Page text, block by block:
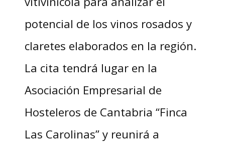
potencial de los vinos rosados y
claretes elaborados en la región.
La cita tendrá lugar en la
Asociación Empresarial de
Hosteleros de Cantabria “Finca
Las Carolinas” y reunirá a